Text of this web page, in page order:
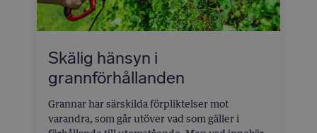
Skälig hänsyn i
grannförhållanden
Grannar har särskilda förpliktelser mot
varandra, som går utöver vad som gäller i